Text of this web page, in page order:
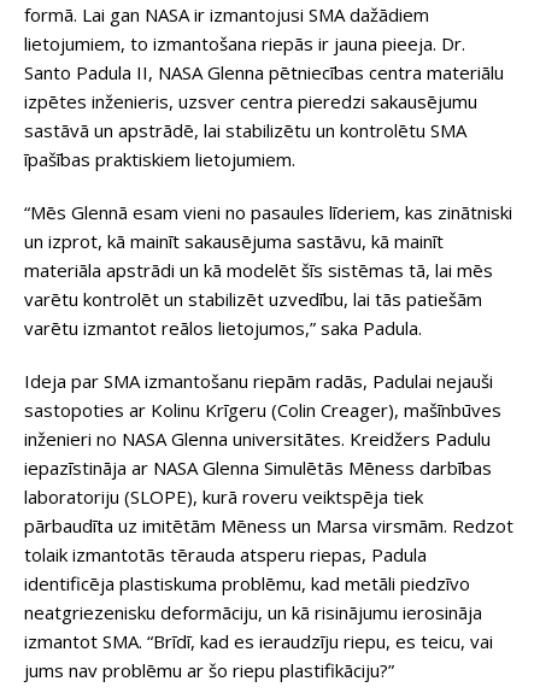
formā. Lai gan NASA ir izmantojusi SMA dažādiem
lietojumiem, to izmantošana riepās ir jauna pieeja. Dr.
Santo Padula II, NASA Glenna pētniecības centra materiālu
izpētes inženieris, uzsver centra pieredzi sakausējumu
sastāvā un apstrādē, lai stabilizētu un kontrolētu SMA
īpašības praktiskiem lietojumiem.
“Mēs Glennā esam vieni no pasaules līderiem, kas zinātniski
un izprot, kā mainīt sakausējuma sastāvu, kā mainīt
materiāla apstrādi un kā modelēt šīs sistēmas tā, lai mēs
varētu kontrolēt un stabilizēt uzvedību, lai tās patiešām
varētu izmantot reālos lietojumos,” saka Padula.
Ideja par SMA izmantošanu riepām radās, Padulai nejauši
sastopoties ar Kolinu Krīgeru (Colin Creager), mašīnbūves
inženieri no NASA Glenna universitātes. Kreidžers Padulu
iepazīstināja ar NASA Glenna Simulētās Mēness darbības
laboratoriju (SLOPE), kurā roveru veiktspēja tiek
pārbaudīta uz imitētām Mēness un Marsa virsmām. Redzot
tolaik izmantotās tērauda atsperu riepas, Padula
identificēja plastiskuma problēmu, kad metāli piedzīvo
neatgriezenisku deformāciju, un kā risinājumu ierosināja
izmantot SMA. “Brīdī, kad es ieraudzīju riepu, es teicu, vai
jums nav problēmu ar šo riepu plastifikāciju?”